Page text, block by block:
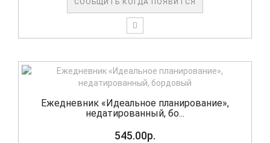
СООБЩИТЬ КОГДА ПОЯВИТСЯ
Ежедневник «Идеальное планирование»,
недатированный, бо...
545.00р.